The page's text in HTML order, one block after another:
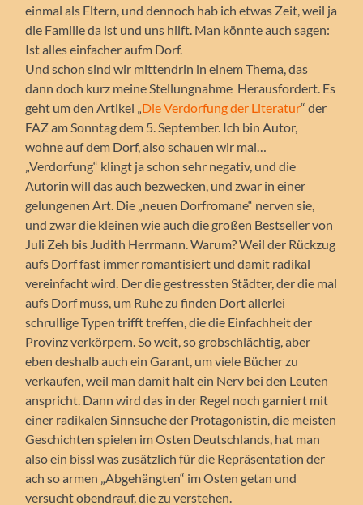
einmal als Eltern, und dennoch hab ich etwas Zeit, weil ja
die Familie da ist und uns hilft. Man könnte auch sagen:
Ist alles einfacher aufm Dorf.
Und schon sind wir mittendrin in einem Thema, das
dann doch kurz meine Stellungnahme Herausfordert. Es
geht um den Artikel „Die Verdorfung der Literatur“ der
FAZ am Sonntag dem 5. September. Ich bin Autor,
wohne auf dem Dorf, also schauen wir mal…
„Verdorfung“ klingt ja schon sehr negativ, und die
Autorin will das auch bezwecken, und zwar in einer
gelungenen Art. Die „neuen Dorfromane“ nerven sie,
und zwar die kleinen wie auch die großen Bestseller von
Juli Zeh bis Judith Herrmann. Warum? Weil der Rückzug
aufs Dorf fast immer romantisiert und damit radikal
vereinfacht wird. Der die gestressten Städter, der die mal
aufs Dorf muss, um Ruhe zu finden Dort allerlei
schrullige Typen trifft treffen, die die Einfachheit der
Provinz verkörpern. So weit, so grobschlächtig, aber
eben deshalb auch ein Garant, um viele Bücher zu
verkaufen, weil man damit halt ein Nerv bei den Leuten
anspricht. Dann wird das in der Regel noch garniert mit
einer radikalen Sinnsuche der Protagonistin, die meisten
Geschichten spielen im Osten Deutschlands, hat man
also ein bissl was zusätzlich für die Repräsentation der
ach so armen „Abgehängten“ im Osten getan und
versucht obendrauf, die zu verstehen.